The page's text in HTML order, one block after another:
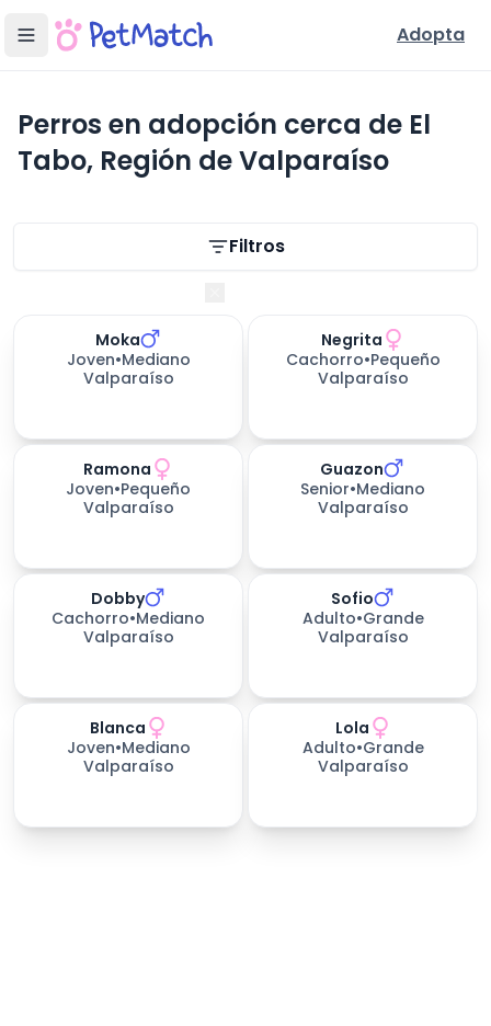
Adopta
Perros en adopción cerca de El
Tabo, Región de Valparaíso
Filtros
días esperando
Moka
Joven•Mediano
Valparaíso
días esperando
Negrita
Cachorro•Pequeño
Valparaíso
Ramona
Joven•Pequeño
Valparaíso
días esperando
Guazon
Senior•Mediano
Valparaíso
días esperando
Dobby
Cachorro•Mediano
Valparaíso
Sofio
Adulto•Grande
Valparaíso
días esperando
Blanca
Joven•Mediano
Valparaíso
Lola
Adulto•Grande
Valparaíso